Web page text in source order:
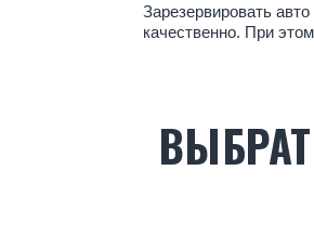
Зарезервировать
качественно. При